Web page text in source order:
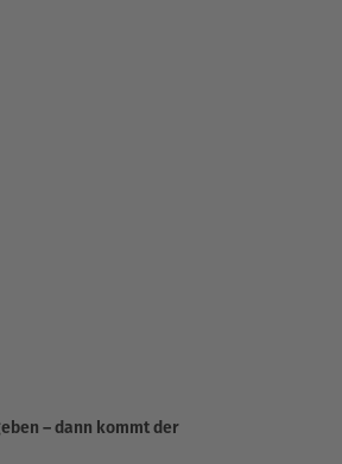
– dann kommt der